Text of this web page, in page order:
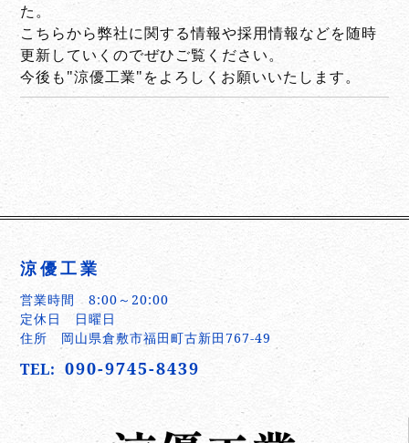
た。
こちらから弊社に関する情報や採用情報などを随時
更新していくのでぜひご覧ください。
今後も"涼優工業"をよろしくお願いいたします。
涼優工業
営業時間 8:00～20:00
定休日 日曜日
住所 岡山県倉敷市福田町古新田767-49
TEL: 090-9745-8439